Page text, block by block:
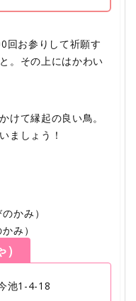
回お参りして祈願す
。その上にはかわい
けて縁起の良い鳥。
ましょう！
かみ）
み）
池1-4-18